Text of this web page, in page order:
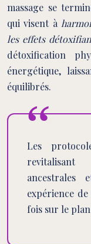
massage se
qui visent à
les effets
détoxification
énergétique,
équilibrés.
Les
revitalisant
expérience
fois sur le